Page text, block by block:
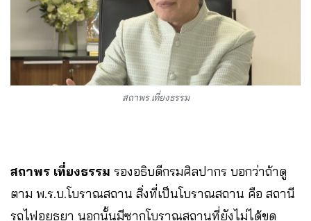
สถาพร เที่ยงธรรม
สถาพร เที่ยงธรรม รองอธิบดีกรมศิลปากร บอกว่าถ้าดู
ตาม พ.ร.บ.โบราณสถาน สิ่งที่เป็นโบราณสถาน คือ สถานี
รถไฟอยุธยา นอกนั้นมีซากโบราณสถานที่ยังไม่ได้ขุด